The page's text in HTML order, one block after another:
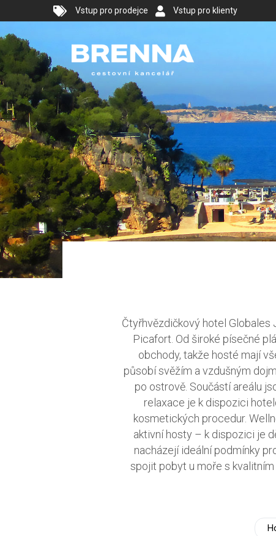
Vstup pro prodejce Vstup pro klienty
Čtyřhvězdičkový hotel Globales
Picafort. Od široké písečné
obchody, takže hosté mají
působí svěžím a vzdušným
po ostrově. Součástí areálu
relaxace je k dispozici
kosmetických procedur.
aktivní hosty – k dispozici je
nacházejí ideální podmínky
spojit pobyt u moře s